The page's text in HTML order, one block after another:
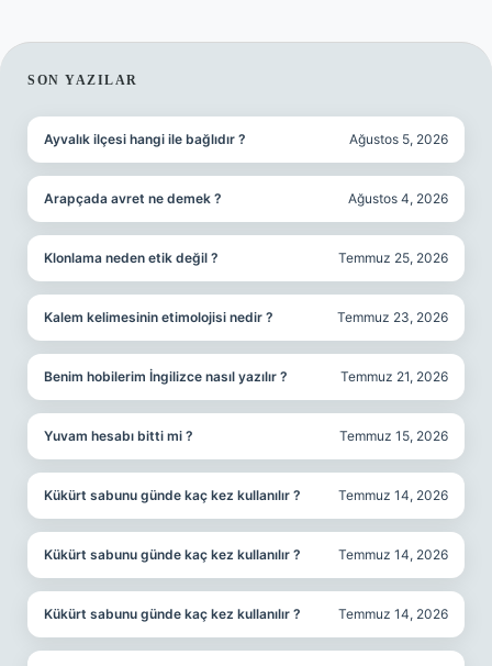
SIDEBAR
SON YAZILAR
Ayvalık ilçesi hangi ile bağlıdır ? Ağustos 5, 2026
Arapçada avret ne demek ? Ağustos 4, 2026
Klonlama neden etik değil ? Temmuz 25, 2026
Kalem kelimesinin etimolojisi nedir ? Temmuz 23, 2026
Benim hobilerim İngilizce nasıl yazılır ? Temmuz 21, 2026
Yuvam hesabı bitti mi ? Temmuz 15, 2026
Kükürt sabunu günde kaç kez kullanılır ? Temmuz 14, 2026
Kükürt sabunu günde kaç kez kullanılır ? Temmuz 14, 2026
Kükürt sabunu günde kaç kez kullanılır ? Temmuz 14, 2026